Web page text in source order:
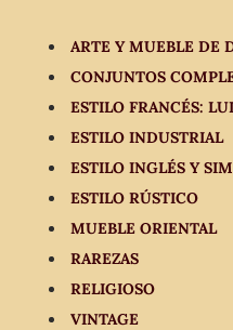
ARTE Y MUEBLE DE
CONJUNTOS
ESTILO FRANCÉS:
ESTILO INDUSTRIAL
ESTILO INGLÉS Y
ESTILO RÚSTICO
MUEBLE ORIENTAL
RAREZAS
RELIGIOSO
VINTAGE